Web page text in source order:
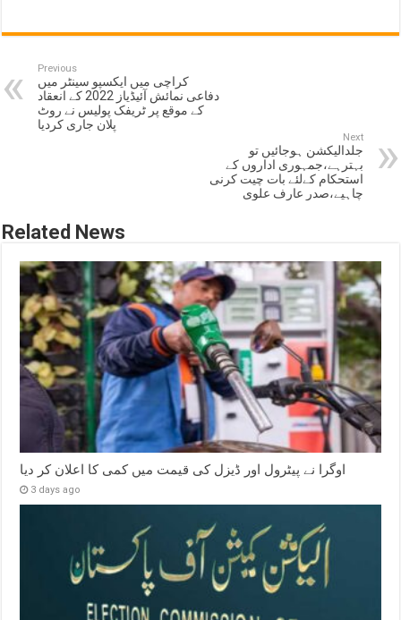
Previous
کراچی میں ایکسپو سینٹر میں
دفاعی نمائش آئیڈیاز 2022 کے انعقاد
کے موقع پر ٹریفک پولیس نے روٹ
پلان جاری کردیا
Next
جلدالیکشن ہوجائیں تو
بہترہے،جمہوری اداروں کے
استحکام کےلئے بات چیت کرنی
چاہیے،صدر عارف علوی
Related News
اوگرا نے پیٹرول اور ڈیزل کی قیمت میں کمی کا اعلان کر دیا
3 days ago